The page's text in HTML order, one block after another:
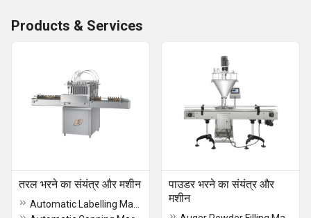
Products & Services
तरल भरने का संयंत्र और मशीन
पाउडर भरने का संयंत्र और
मशीन